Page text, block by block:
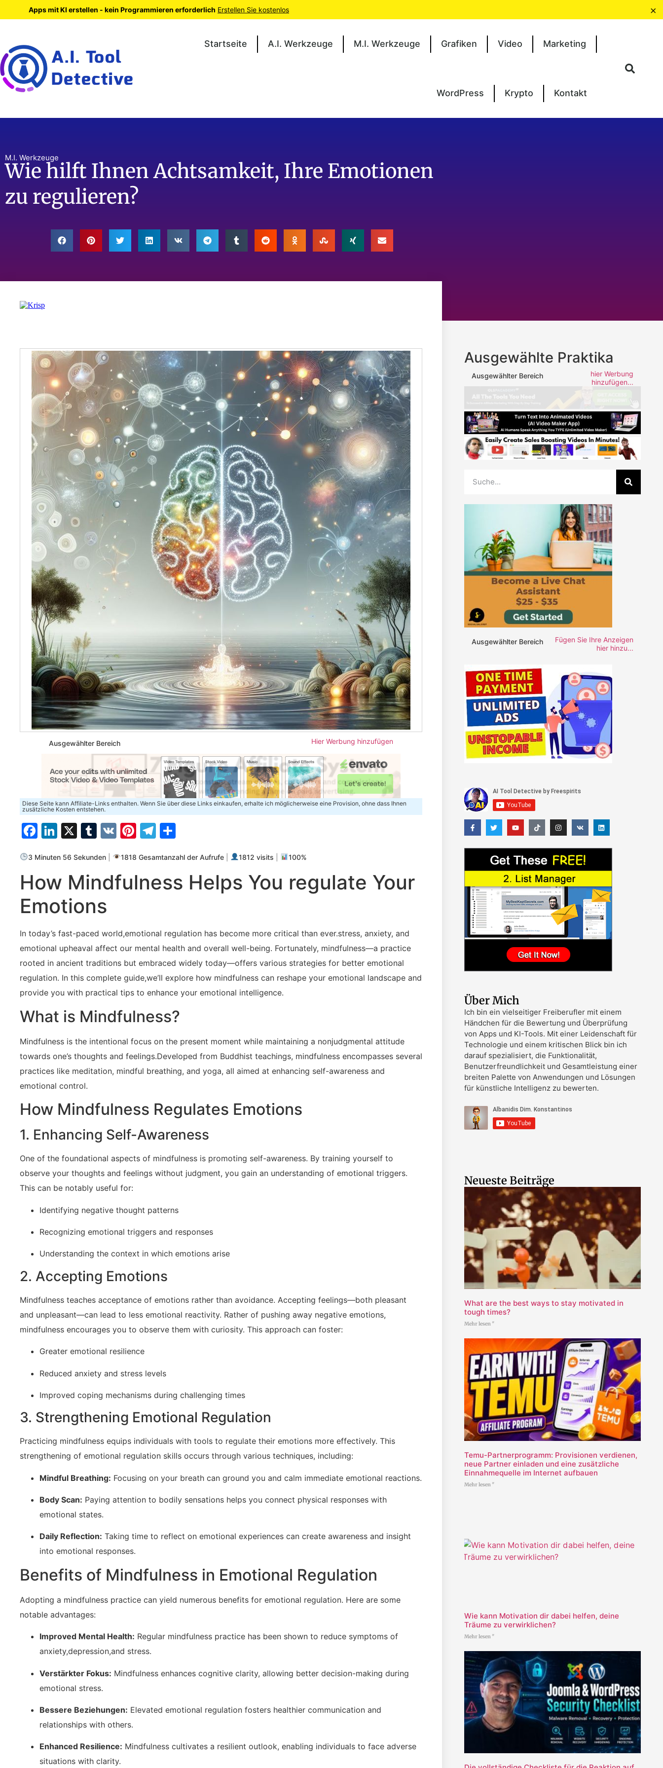
Startseite A.I. Werkzeuge M.I. Werkzeuge Grafiken Video Marketing
WordPress Krypto Kontakt
M.I. Werkzeuge
Wie hilft Ihnen Achtsamkeit, Ihre Emotionen
zu regulieren?
Ausgewählter Bereich Hier Werbung hinzufügen
Diese Seite kann Affiliate-Links enthalten. Wenn Sie über diese Links einkaufen, erhalte ich möglicherweise eine Provision, ohne dass Ihnen
zusätzliche Kosten entstehen.
Facebook
LinkedIn
X Tumblr
VK Pinterest
Telegram
3 Minuten 56 Sekunden 1818 Gesamtanzahl der Aufrufe 1812 visits 100%
How Mindfulness Helps​ You regulate Your
Emotions
In today’s⁤ fast-paced world,emotional regulation‍ has become more critical ⁣than ever.stress,‍ anxiety, and
emotional upheaval affect ⁢our mental health and ‍overall‌ well-being. Fortunately, mindfulness—a practice
rooted in ancient traditions but embraced‍ widely today—offers various strategies‌ for better emotional
⁢regulation. In this‌ complete guide,we’ll explore how mindfulness can reshape your emotional landscape‍ and
⁤provide you with practical⁤ tips to enhance your emotional intelligence.
What is Mindfulness?
Mindfulness is the⁢ intentional focus⁢ on the present moment while maintaining a nonjudgmental attitude
towards⁢ one’s thoughts and‌ feelings.Developed from Buddhist teachings, mindfulness encompasses several
practices like meditation, mindful breathing, and yoga, all aimed at enhancing self-awareness and
emotional control.
How Mindfulness Regulates Emotions
1. Enhancing Self-Awareness
One of the foundational​ aspects‌ of mindfulness is promoting‌ self-awareness. By training yourself to‌
observe your thoughts and⁣ feelings without⁣ judgment, you gain an understanding of ⁤emotional⁤ triggers.
⁤This can be notably useful for:
Identifying negative⁤ thought patterns
Recognizing emotional triggers and responses
Understanding the ⁢context in which emotions arise
2. ⁢Accepting Emotions
Mindfulness teaches acceptance of emotions rather than avoidance. Accepting feelings—both pleasant
and unpleasant—can lead to less emotional‌ reactivity. Rather⁣ of pushing ⁤away⁤ negative emotions,
mindfulness ‌encourages you to observe them with curiosity. This approach can foster:
Greater emotional resilience
Reduced anxiety and stress levels
Improved coping mechanisms during challenging times
3. Strengthening Emotional Regulation
Practicing mindfulness equips individuals with tools ⁣to regulate their emotions more effectively. This
strengthening of ⁤emotional regulation skills ​occurs through various techniques, ⁣including:
Mindful Breathing: Focusing on your breath can ground you⁢ and calm immediate emotional reactions.
Body Scan: Paying attention to⁤ bodily sensations⁢ helps you connect physical responses with
emotional states.
Daily Reflection: Taking time to reflect on emotional ⁣experiences can create awareness and insight
into emotional responses.
Benefits of Mindfulness in Emotional Regulation
Adopting a mindfulness practice can yield numerous benefits for emotional regulation. Here are some‌
notable advantages:
Improved Mental ‍Health: Regular ⁢mindfulness⁤ practice has been shown to reduce⁤ symptoms of
‍anxiety,depression,and stress.
Verstärkter Fokus: Mindfulness enhances cognitive clarity, allowing better decision-making during⁤
emotional stress.
Bessere Beziehungen: Elevated emotional regulation fosters healthier communication and
relationships with others.
Enhanced ⁤Resilience: Mindfulness ⁣cultivates a resilient outlook, enabling ⁣individuals to face adverse
situations​ with clarity.
Ausgewählte Praktika
Ausgewählter Bereich
hier Werbung
hinzufügen...
Ausgewählter Bereich
Fügen Sie Ihre Anzeigen
hier hinzu...
Über Mich
Ich bin ein vielseitiger Freiberufler mit einem
Händchen für die Bewertung und Überprüfung
von Apps und KI-Tools. Mit einer Leidenschaft für
Technologie und einem kritischen Blick bin ich
darauf spezialisiert, die Funktionalität,
Benutzerfreundlichkeit und Gesamtleistung einer
breiten Palette von Anwendungen und Lösungen
für künstliche Intelligenz zu bewerten.
Neueste Beiträge
What are the best ways to stay motivated in
tough times?
Mehr lesen "
Temu-Partnerprogramm: Provisionen verdienen,
neue Partner einladen und eine zusätzliche
Einnahmequelle im Internet aufbauen
Mehr lesen "
Wie kann Motivation dir dabei helfen, deine
Träume zu verwirklichen?
Mehr lesen "
Apps mit KI erstellen - kein Programmieren erforderlich Erstellen Sie kostenlos ×